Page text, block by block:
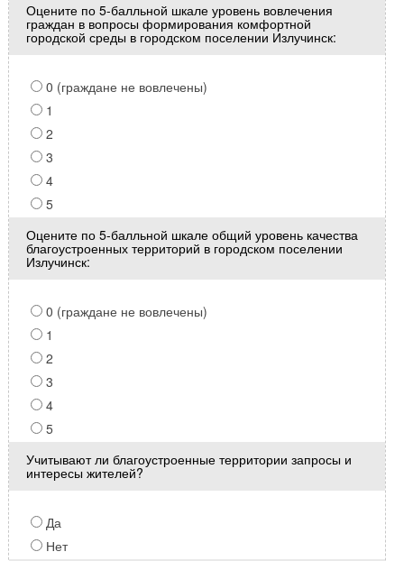
Оцените по 5-балльной шкале уровень вовлечения
граждан в вопросы формирования комфортной
городской среды в городском поселении Излучинск:
0 (граждане не вовлечены)
1
2
3
4
5
Оцените по 5-балльной шкале общий уровень качества
благоустроенных территорий в городском поселении
Излучинск:
0 (граждане не вовлечены)
1
2
3
4
5
Учитывают ли благоустроенные территории запросы и
интересы жителей?
Да
Нет